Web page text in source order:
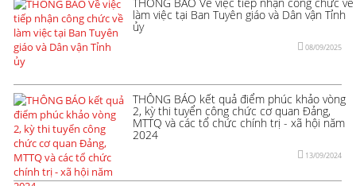
làm việc tại Ban Tuyên giáo và Dân vận Tỉnh
ủy
08/09/2025
THÔNG BÁO kết quả điểm phúc khảo vòng
2, kỳ thi tuyển công chức cơ quan Đảng,
MTTQ và các tổ chức chính trị - xã hội năm
2024
13/09/2024